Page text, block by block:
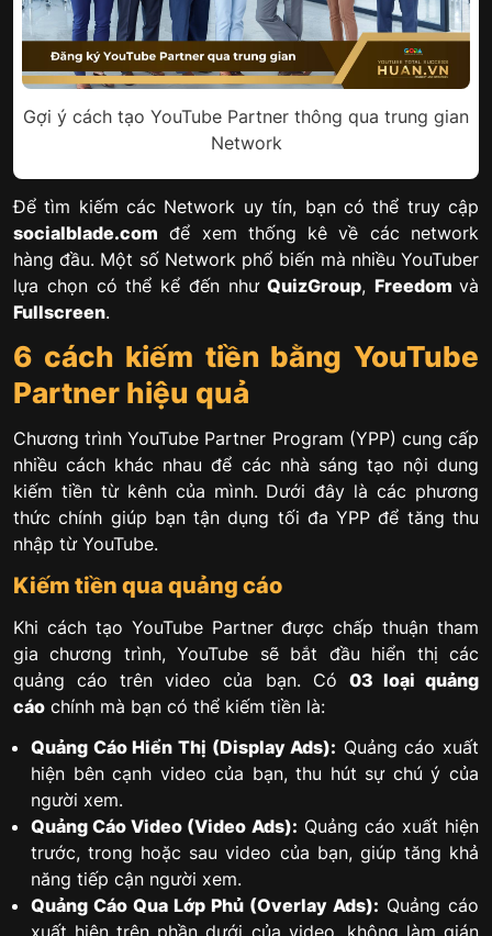
Gợi ý cách tạo YouTube Partner thông qua trung gian
Network
Để tìm kiếm các Network uy tín, bạn có thể truy cập
socialblade.com để xem thống kê về các network
hàng đầu. Một số Network phổ biến mà nhiều YouTuber
lựa chọn có thể kể đến nhưQuizGroup,Freedomvà
Fullscreen.
6 cách kiếm tiền bằng YouTube
Partner hiệu quả
Chương trình YouTube Partner Program (YPP) cung cấp
nhiều cách khác nhau để các nhà sáng tạo nội dung
kiếm tiền từ kênh của mình. Dưới đây là các phương
thức chính giúp bạn tận dụng tối đa YPP để tăng thu
nhập từ YouTube.
Kiếm tiền qua quảng cáo
Khi cách tạo YouTube Partner được chấp thuận tham
gia chương trình, YouTube sẽ bắt đầu hiển thị các
quảng cáo trên video của bạn. Có 03 loại quảng
cáo chính mà bạn có thể kiếm tiền là:
Quảng Cáo Hiển Thị (Display Ads): Quảng cáo xuất
hiện bên cạnh video của bạn, thu hút sự chú ý của
người xem.
Quảng Cáo Video (Video Ads): Quảng cáo xuất hiện
trước, trong hoặc sau video của bạn, giúp tăng khả
năng tiếp cận người xem.
Quảng Cáo Qua Lớp Phủ (Overlay Ads): Quảng cáo
xuất hiện trên phần dưới của video, không làm gián